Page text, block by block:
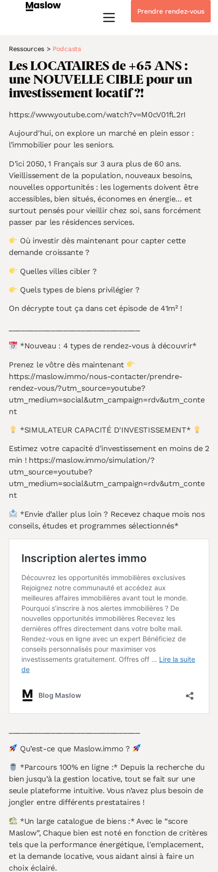
Prendre rendez-vous
Ressources> Podcasts
Les LOCATAIRES de +65 ANS :
une NOUVELLE CIBLE pour un
investissement locatif ?!
https://www.youtube.com/watch?v=M0cV01fL2rI
Aujourd'hui, on explore un marché en plein essor :
l’immobilier pour les seniors.
D’ici 2050, 1 Français sur 3 aura plus de 60 ans.
Vieillissement de la population, nouveaux besoins,
nouvelles opportunités : les logements doivent être
accessibles, bien situés, économes en énergie… et
surtout pensés pour vieillir chez soi, sans forcément
passer par les résidences services.
Où investir dès maintenant pour capter cette
demande croissante ?
Quelles villes cibler ?
Quels types de biens privilégier ?
On décrypte tout ça dans cet épisode de 41m² !
*Nouveau : 4 types de rendez-vous à découvrir*
Prenez le vôtre dès maintenant
https://maslow.immo/nous-contacter/prendre-
rendez-vous/?utm_source=youtube?
utm_medium=social&utm_campaign=rdv&utm_conte
nt
*SIMULATEUR CAPACITÉ D'INVESTISSEMENT*
Estimez votre capacité d'investissement en moins de 2
min ! https://maslow.immo/simulation/?
utm_source=youtube?
utm_medium=social&utm_campaign=rdv&utm_conte
nt
*Envie d’aller plus loin ? Recevez chaque mois nos
conseils, études et programmes sélectionnés*
Qu’est-ce que Maslow.immo ?
*Parcours 100% en ligne :* Depuis la recherche du
bien jusqu’à la gestion locative, tout se fait sur une
seule plateforme intuitive. Vous n’avez plus besoin de
jongler entre différents prestataires !
*Un large catalogue de biens :* Avec le “score
Maslow”, Chaque bien est noté en fonction de critères
tels que la performance énergétique, l'emplacement,
et la demande locative, vous aidant ainsi à faire un
choix éclairé​.